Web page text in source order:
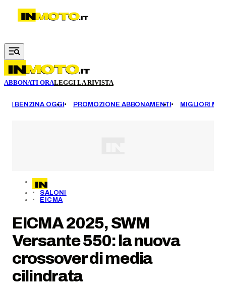
Vai al contenuto principale
ABBONATI ORALEGGI LA RIVISTA
BENZINA OGGI PROMOZIONE ABBONAMENTI MIGLIORI
SALONI
EICMA
EICMA 2025, SWM
Versante 550: la nuova
crossover di media
cilindrata